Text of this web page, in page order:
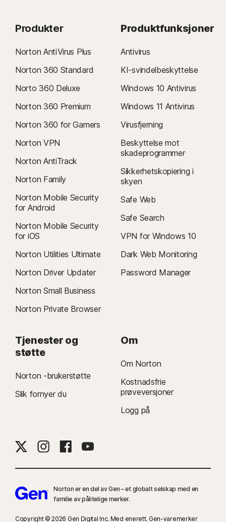
Produkter
Norton AntiVirus Plus
Norton 360 Standard
Norto 360 Deluxe
Norton 360 Premium
Norton 360 for Gamers
Norton VPN
Norton AntiTrack
Norton Family
Norton Mobile Security
for Android
Norton Mobile Security
for iOS
Norton Utilities Ultimate
Norton Driver Updater
Norton Small Business
Norton Private Browser
Produktfunksjoner
Antivirus
KI-svindelbeskyttelse
Windows 10 Antivirus
Windows 11 Antivirus
Virusfjerning
Beskyttelse mot
skadeprogrammer
Sikkerhetskopiering i
skyen
Safe Web
Safe Search
VPN for Windows 10
Dark Web Monitoring
Password Manager
Tjenester og
støtte
Norton -brukerstøtte
Slik fornyer du
Om
Om Norton
Kostnadsfrie
prøveversjoner
Logg på
Norton er en del av Gen – et globalt selskap med en
familie av pålitelige merker.
Copyright © 2026 Gen Digital Inc. Med enerett. Gen-varemerker